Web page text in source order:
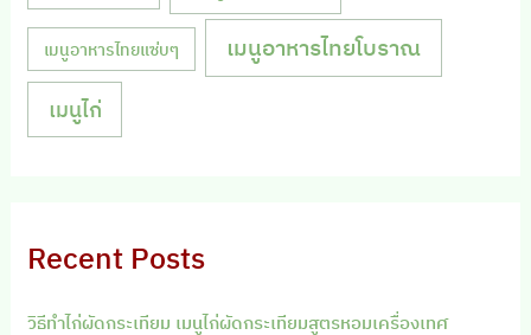
เมนูอาหารไทยแซ่บๆ เมนูอาหารไทยโบราณ
เมนูไก่
Recent Posts
วิธีทำไก่ผัดกระเทียม เมนูไก่ผัดกระเทียมสูตรหอมเครื่องเทศ